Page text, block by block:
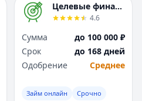
Целевые финансы
4.6
Сумма
до 100 000 ₽
Срок
до 168 дней
Одобрение
Среднее
Займ онлайн Срочно